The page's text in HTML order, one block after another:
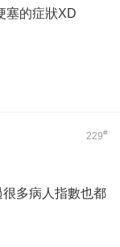
塞的症狀XD
229#
多病人指數也都